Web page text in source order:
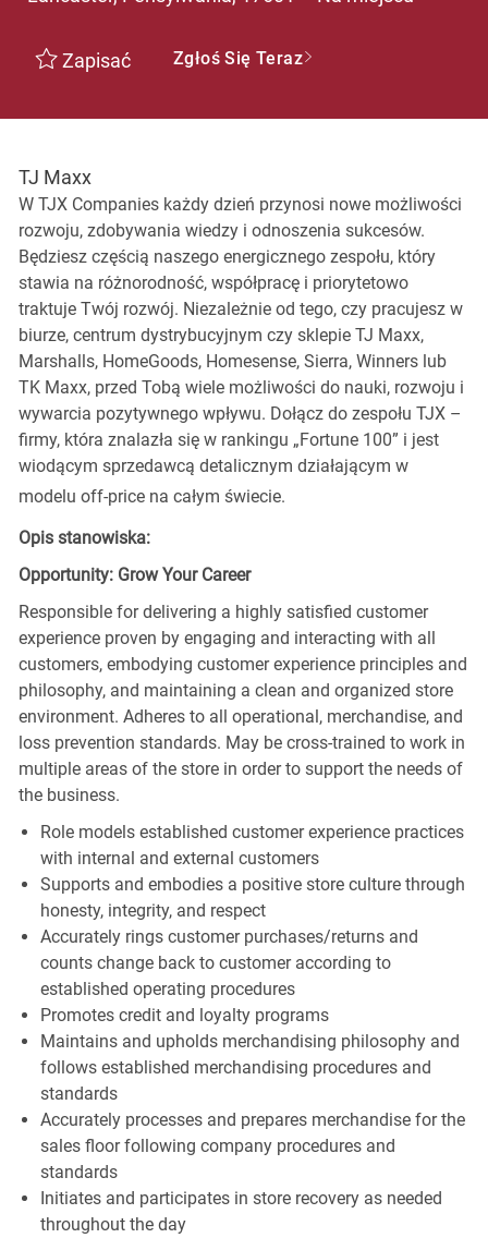
Zapisać Zgłoś Się Teraz
TJ Maxx
W TJX Companies każdy dzień przynosi nowe możliwości
rozwoju, zdobywania wiedzy i odnoszenia sukcesów.
Będziesz częścią naszego energicznego zespołu, który
stawia na różnorodność, współpracę i priorytetowo
traktuje Twój rozwój. Niezależnie od tego, czy pracujesz w
biurze, centrum dystrybucyjnym czy sklepie TJ Maxx,
Marshalls, HomeGoods, Homesense, Sierra, Winners lub
TK Maxx, przed Tobą wiele możliwości do nauki, rozwoju i
wywarcia pozytywnego wpływu. Dołącz do zespołu TJX –
firmy, która znalazła się w rankingu „Fortune 100” i jest
wiodącym sprzedawcą detalicznym działającym w
modelu off-price na całym świecie.
Opis stanowiska:
Opportunity: Grow Your Career
Responsible for delivering a highly satisfied customer
experience proven by engaging and interacting with all
customers, embodying customer experience principles and
philosophy, and maintaining a clean and organized store
environment. Adheres to all operational, merchandise, and
loss prevention standards. May be cross-trained to work in
multiple areas of the store in order to support the needs of
the business.
Role models established customer experience practices
with internal and external customers
Supports and embodies a positive store culture through
honesty, integrity, and respect
Accurately rings customer purchases/returns and
counts change back to customer according to
established operating procedures
Promotes credit and loyalty programs
Maintains and upholds merchandising philosophy and
follows established merchandising procedures and
standards
Accurately processes and prepares merchandise for the
sales floor following company procedures and
standards
Initiates and participates in store recovery as needed
throughout the day